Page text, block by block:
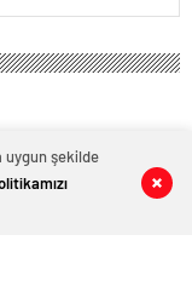
uygun şekilde